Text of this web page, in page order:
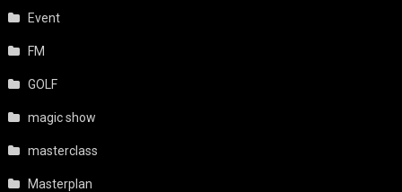
Event
FM
GOLF
magic show
masterclass
Masterplan